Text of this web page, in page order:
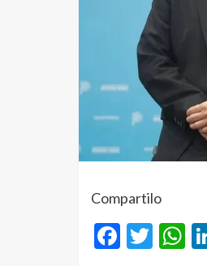
Compartilo